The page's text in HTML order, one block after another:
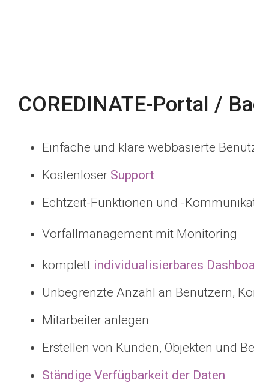
COREDINATE-Portal /
Einfache und klare webbasierte
Kostenloser Support
Echtzeit-Funktionen und -
Vorfallmanagement mit Monitoring
komplett individualisierbares
Unbegrenzte Anzahl an Benutzern,
Mitarbeiter anlegen
Erstellen von Kunden, Objekten und
Ständige Verfügbarkeit der Daten